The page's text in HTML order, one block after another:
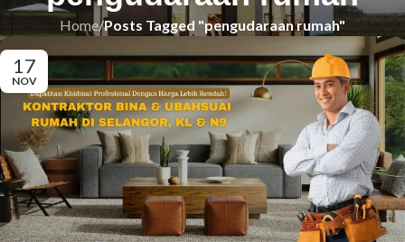
Home/Posts Tagged "pengudaraan rumah"
17
NOV